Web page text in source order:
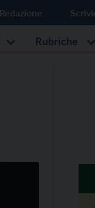
Redazione
Rubriche